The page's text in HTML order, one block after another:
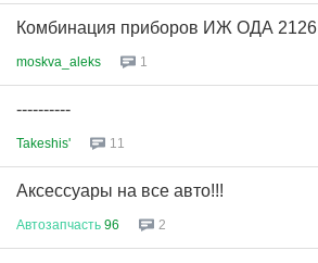
Комбинация приборов ИЖ ОДА 2126
moskva_aleks 1
----------
Takeshis' 11
Аксессуары на все авто!!!
Автозапчасть 96 2